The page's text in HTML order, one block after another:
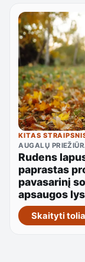
KITAS
AUGALŲ
Rudens
paprastas
pavasarinį
apsaugos
Skaityti